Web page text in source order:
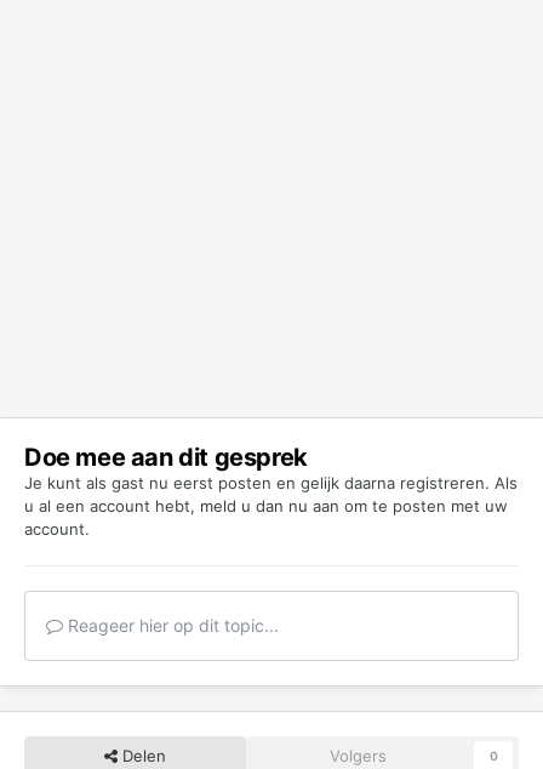
Doe mee aan dit gesprek
Je kunt als gast nu eerst posten en gelijk daarna registreren. Als
u al een account hebt, meld u dan nu aan om te posten met uw
account.
Reageer hier op dit topic...
Delen Volgers 0